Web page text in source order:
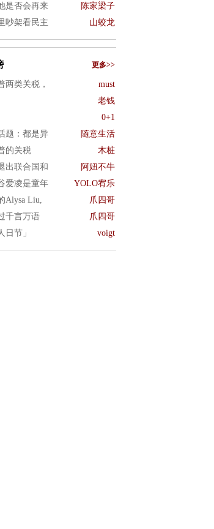
是否会再来 陈家梁子
吵架看民主 山蛟龙
更多>>
两类关税， must
老钱
0+1
题：都是异 随意生活
的关税 木桩
出联合国和 阿妞不牛
爱凌是童年 YOLO宥乐
Alysa Liu, 爪四哥
千言万语 爪四哥
日节」 voigt